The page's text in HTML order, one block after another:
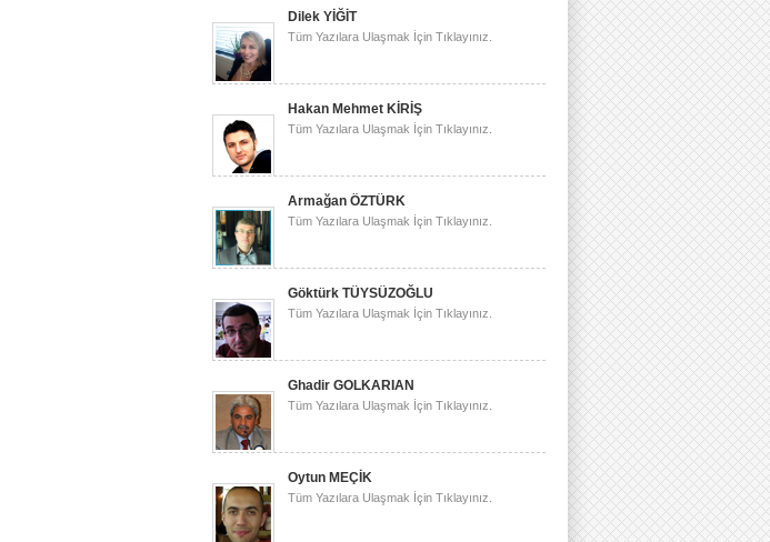
Dilek YİĞİT
Tüm Yazılara Ulaşmak İçin Tıklayınız.
Hakan Mehmet KİRİŞ
Tüm Yazılara Ulaşmak İçin Tıklayınız.
Armağan ÖZTÜRK
Tüm Yazılara Ulaşmak İçin Tıklayınız.
Göktürk TÜYSÜZOĞLU
Tüm Yazılara Ulaşmak İçin Tıklayınız.
Ghadir GOLKARIAN
Tüm Yazılara Ulaşmak İçin Tıklayınız.
Oytun MEÇİK
Tüm Yazılara Ulaşmak İçin Tıklayınız.